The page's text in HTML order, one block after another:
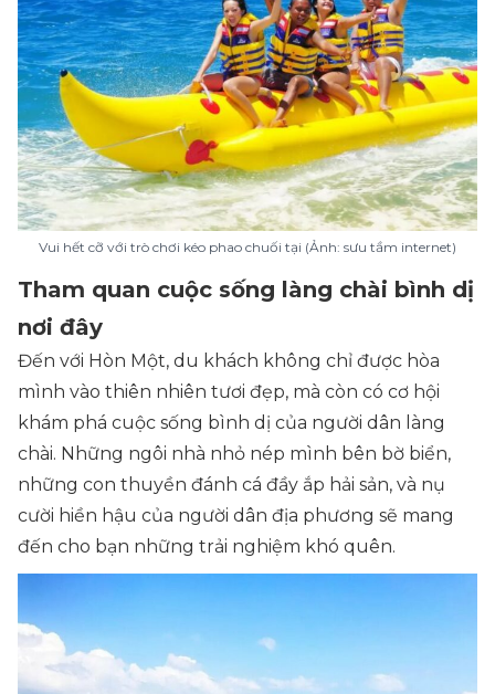
Vui hết cỡ với trò chơi kéo phao chuối tại (Ảnh: sưu tầm internet)
Tham quan cuộc sống làng chài bình dị
nơi đây
Đến với Hòn Một, du khách không chỉ được hòa
mình vào thiên nhiên tươi đẹp, mà còn có cơ hội
khám phá cuộc sống bình dị của người dân làng
chài. Những ngôi nhà nhỏ nép mình bên bờ biển,
những con thuyền đánh cá đầy ắp hải sản, và nụ
cười hiền hậu của người dân địa phương sẽ mang
đến cho bạn những trải nghiệm khó quên.